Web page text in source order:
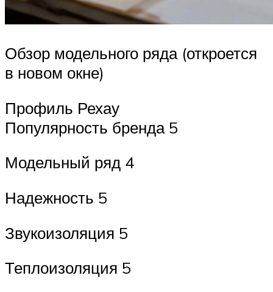
Обзор модельного ряда (откроется
в новом окне)
Профиль Рехау
Популярность бренда 5
Модельный ряд 4
Надежность 5
Звукоизоляция 5
Теплоизоляция 5